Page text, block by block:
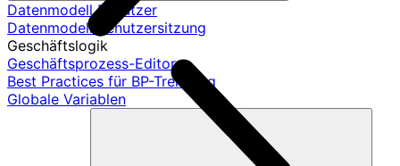
Datenmodell Benutzer
Datenmodell Benutzersitzung
Geschäftslogik
Geschäftsprozess-Editor
Best Practices für BP-Trennung
Globale Variablen